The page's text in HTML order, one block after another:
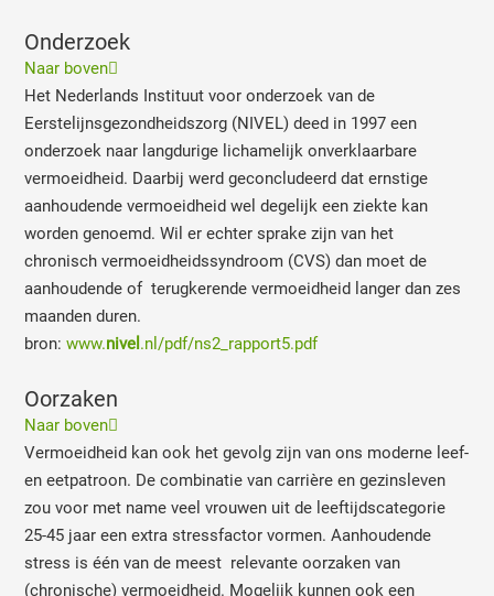
Onderzoek
Naar boven
Het Nederlands Instituut voor onderzoek van de
Eerstelijnsgezondheidszorg (NIVEL) deed in 1997 een
onderzoek naar langdurige lichamelijk onverklaarbare
vermoeidheid. Daarbij werd geconcludeerd dat ernstige
aanhoudende vermoeidheid wel degelijk een ziekte kan
worden genoemd. Wil er echter sprake zijn van het
chronisch vermoeidheidssyndroom (CVS) dan moet de
aanhoudende of terugkerende vermoeidheid langer dan zes
maanden duren.
bron:www.nivel .nl/pdf/ns2_rapport5.pdf
Oorzaken
Naar boven
Vermoeidheid kan ook het gevolg zijn van ons moderne leef-
en eetpatroon. De combinatie van carrière en gezinsleven
zou voor met name veel vrouwen uit de leeftijdscategorie
25-45 jaar een extra stressfactor vormen. Aanhoudende
stress is één van de meest relevante oorzaken van
(chronische) vermoeidheid. Mogelijk kunnen ook een